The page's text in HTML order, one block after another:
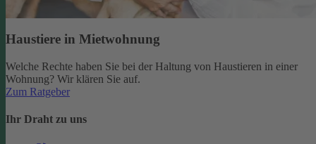
Haustiere in Mietwohnung
Welche Rechte haben Sie bei der Haltung von Haustieren in einer
Wohnung? Wir klären Sie auf.
Zum Ratgeber
Ihr Draht zu uns